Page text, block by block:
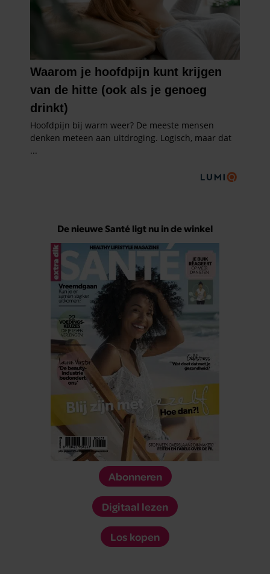
De nieuwe Santé ligt nu in de winkel
Abonneren
Digitaal lezen
Los kopen